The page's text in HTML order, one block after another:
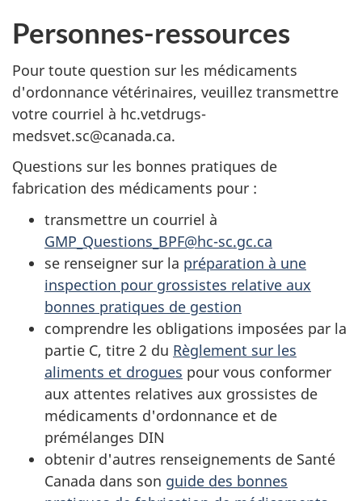
Personnes-ressources
Pour toute question sur les médicaments
d'ordonnance vétérinaires, veuillez transmettre
votre courriel à hc.vetdrugs-
medsvet.sc@canada.ca.
Questions sur les bonnes pratiques de
fabrication des médicaments pour :
transmettre un courriel à
GMP_Questions_BPF@hc-sc.gc.ca
se renseigner sur la préparation à une
inspection pour grossistes relative aux
bonnes pratiques de gestion
comprendre les obligations imposées par la
partie C, titre 2 du Règlement sur les
aliments et drogues pour vous conformer
aux attentes relatives aux grossistes de
médicaments d'ordonnance et de
prémélanges DIN
obtenir d'autres renseignements de Santé
Canada dans son guide des bonnes